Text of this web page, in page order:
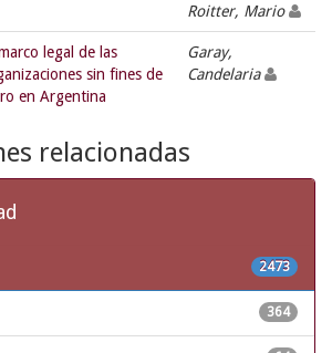
Roitter, Mario
legal de las
sin fines de
en Argentina
Garay,
Candelaria
relacionadas
2473
364